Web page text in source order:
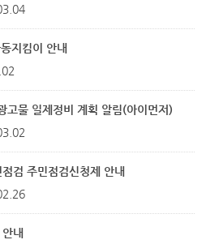
지킴이 안내
고물 일제정비 계획 알림(아이먼저)
검 주민점검신청제 안내
내